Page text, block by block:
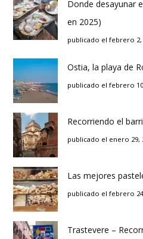
Donde desayunar
en 2025)
publicado el febrero 2,
Ostia, la playa de
publicado el febrero
Recorriendo el
publicado el enero 29,
Las mejores
publicado el febrero
Trastevere –